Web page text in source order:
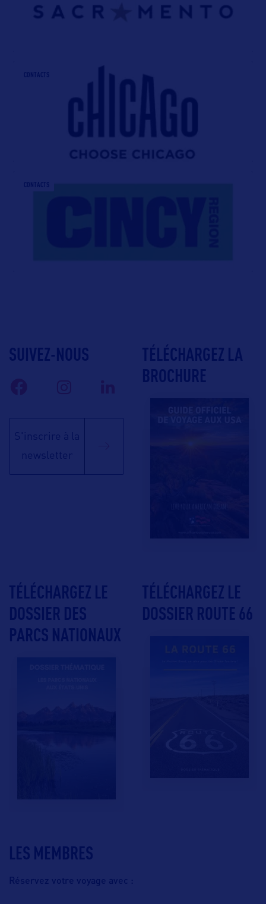
CONTACTS
CONTACTS
LES MEMBRES
Réservez votre voyage avec :
SUIVEZ-NOUS
S'inscrire à la
newsletter
TÉLÉCHARGEZ LA
BROCHURE
TÉLÉCHARGEZ LE
DOSSIER DES
PARCS NATIONAUX
TÉLÉCHARGEZ LE
DOSSIER ROUTE 66